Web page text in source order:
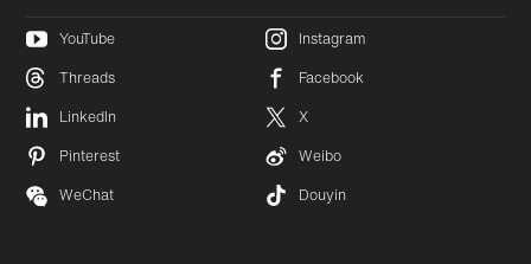
Zu
wechseln
Zu
wechseln
YouTube
Instagram
Threads
Facebook
LinkedIn
X
Pinterest
Weibo
WeChat
Douyin